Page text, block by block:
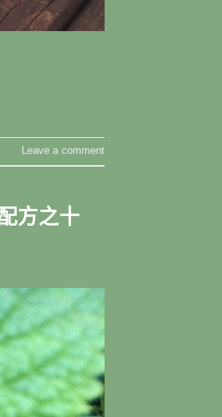
Leave a comment
方之十